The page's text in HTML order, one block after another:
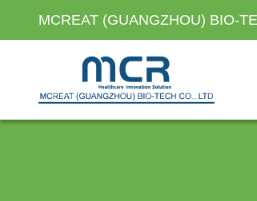
MCREAT (GUANGZHOU) BIO-